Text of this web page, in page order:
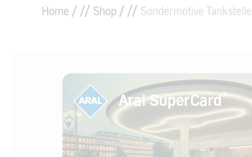
Home / Shop / Sondermotive Tankstelle